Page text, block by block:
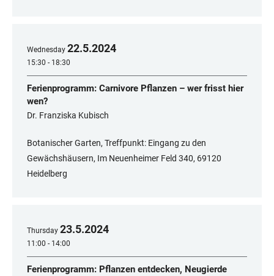
Wednesday 22.5.2024
15:30 - 18:30
Ferienprogramm: Carnivore Pflanzen – wer frisst hier
wen?
Dr. Franziska Kubisch
Botanischer Garten, Treffpunkt: Eingang zu den
Gewächshäusern, Im Neuenheimer Feld 340, 69120
Heidelberg
Thursday 23.5.2024
11:00 - 14:00
Ferienprogramm: Pflanzen entdecken, Neugierde